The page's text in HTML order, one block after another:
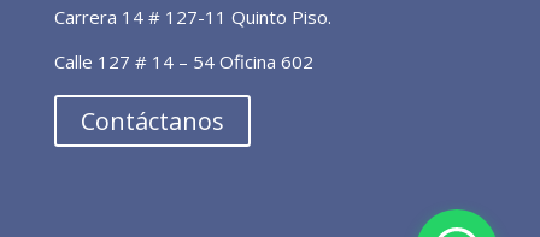
Carrera 14 # 127-11 Quinto Piso.
Calle 127 # 14 – 54 Oficina 602
Contáctanos
preferencial de pacientes! 🙌🏼 ¿En
qué puedo ayudarte?